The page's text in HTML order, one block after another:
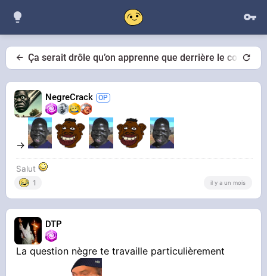
Ça serait drôle qu’on apprenne que derrière le compte
NegreCrack
->
Salut
1 il y a un mois
DTP
La question nègre te travaille particulièrement